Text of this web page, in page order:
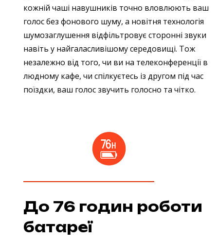
кожній чаші навушників точно вловлюють ваш
голос без фонового шуму, а новітня технологія
шумозаглушення відфільтровує сторонні звуки
навіть у найгаласливішому середовищі. Тож
незалежно від того, чи ви на телеконференції в
людному кафе, чи спілкуєтесь із другом під час
поїздки, ваш голос звучить голосно та чітко.
До 76 годин роботи
батареї